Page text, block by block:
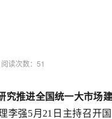
阅读次数：51
究推进全国统一大市场
李强5月21日主持召开